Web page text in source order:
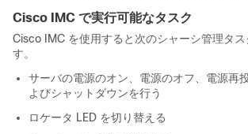
Cisco IMC で実行可能なタスク
Cisco IMC を使用すると次のシャーシ管理タス
す。
サーバの電源のオン、電源のオフ、電源再
よびシャットダウンを行う
ロケータ LED を切り替える